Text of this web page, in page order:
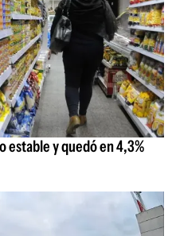
estable y quedó en 4,3%